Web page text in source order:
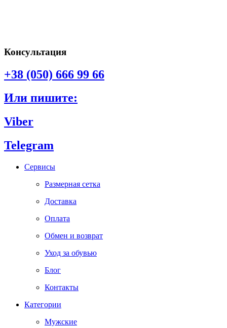
Консультация
+38 (050) 666 99 66
Или пишите:
Viber
Telegram
Сервисы
Размерная сетка
Доставка
Оплата
Обмен и возврат
Уход за обувью
Блог
Контакты
Категории
Мужские